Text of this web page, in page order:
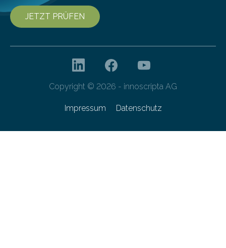
JETZT PRÜFEN
Copyright © 2026 - innoscripta AG
Impressum Datenschutz